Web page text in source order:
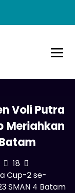
Voli Putra
Meriahkan
18
Cup-2 se-
SMAN 4 Batam